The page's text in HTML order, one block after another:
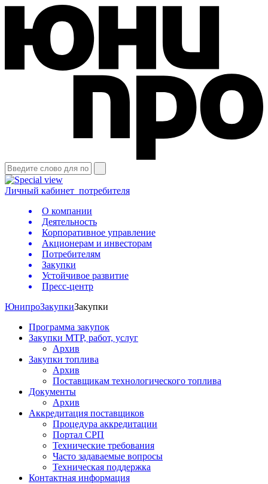
Личный кабинет потребителя
О компании
Деятельность
Корпоративное управление
Акционерам и инвесторам
Потребителям
Закупки
Устойчивое развитие
Пресс-центр
ЮнипроЗакупкиЗакупки
Программа закупок
Закупки МТР, работ, услуг
Архив
Закупки топлива
Архив
Поставщикам технологического топлива
Документы
Архив
Аккредитация поставщиков
Процедура аккредитации
Портал СРП
Технические требования
Часто задаваемые вопросы
Техническая поддержка
Контактная информация